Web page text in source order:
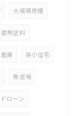
大規模修繕
遮熱塗料
倉庫 狭小住宅
無足場
ドローン